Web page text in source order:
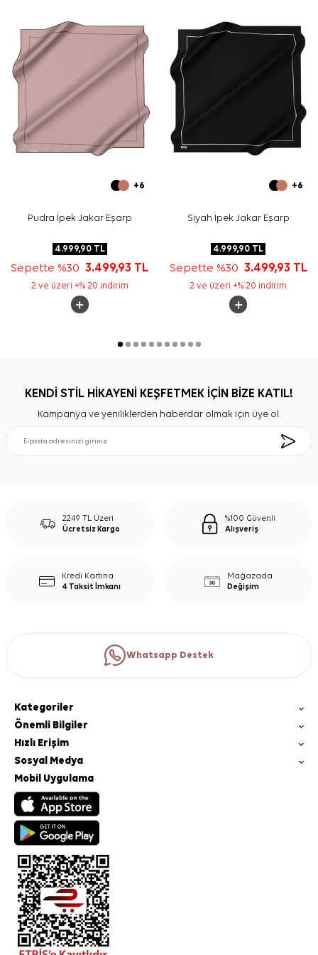
Yıkama ve bakım için ürün etiketindeki talimatları
izleyiniz. İpek ve hassas eşarp bakımında, elde nazik
temizlik gerektiğinde
Aker İpek Eşarp Şampuanı
kullanabilirsiniz.
Sıkça Sorulan Sorular
Bu eşarbın ölçüsü nedir?
Ürün hangi materyalden üretilmiştir?
Desen ve renk görünümü nasıldır?
Hangi kombinlerle kullanılabilir?
+6
Pudra İpek Jakar Eşarp
4.999,90TL
Sepette %303.499,93 TL
2 ve üzeri +% 20 indirim
+6
Siyah İpek Jakar Eşarp
4.999,90 TL
Sepette %30 3.499,93 TL
2 ve üzeri +% 20 indirim
KENDİ STİL HİKAYENİ KEŞFETMEK İÇİN BİZE KATIL!
Kampanya ve yeniliklerden haberdar olmak için üye ol.
2249 TL Üzeri
Ücretsiz Kargo
%100 Güvenli
Alışveriş
Kredi Kartına
4 Taksit İmkanı
Mağazada
Değişim
Whatsapp Destek
Kategoriler
Önemli Bilgiler
Hızlı Erişim
Sosyal Medya
Mobil Uygulama